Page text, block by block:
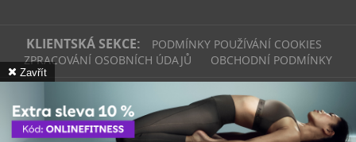
KLIENTSKÁ SEKCE:
PODMÍNKY POUŽÍVÁNÍ COOKIES
ZPRACOVÁNÍ OSOBNÍCH ÚDAJŮ
OBCHODNÍ PODMÍNKY
fitinvest | 2026
Webové stránkyvytvořilo Poski.com.Tvorba webových
stránekna míru.
Zavřít